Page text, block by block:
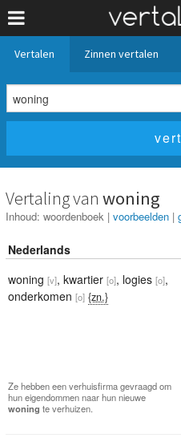
Vertalen Zinnen vertalen
Vertaling van woning
Inhoud: woordenboek | voorbeelden |
Nederlands
woning [v], kwartier [o], logies [o],
onderkomen [o] {zn.}
Ze hebben een verhuisfirma gevraagd om
hun eigendommen naar hun nieuwe
woning te verhuizen.